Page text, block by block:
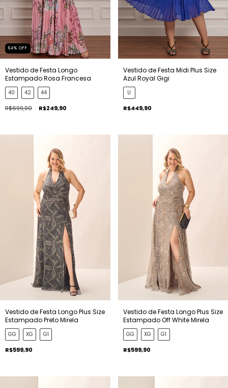
64% OFF
Vestido de Festa Longo
Estampado Rosa Francesa
40 42 44
R$699,90 R$249,90
Vestido de Festa Midi Plus Size
Azul Royal Gigi
U
R$449,90
Vestido de Festa Longo Plus Size
Estampado Preto Mirela
GG XG G1
R$599,90
Vestido de Festa Longo Plus Size
Estampado Off White Mirela
GG XG G1
R$599,90